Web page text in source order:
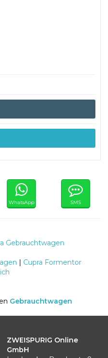
WhatsApp SMS
Gebrauchtwagen
Cupra Formentor
Gebrauchtwagen
ZWEISPURIG Online
GmbH